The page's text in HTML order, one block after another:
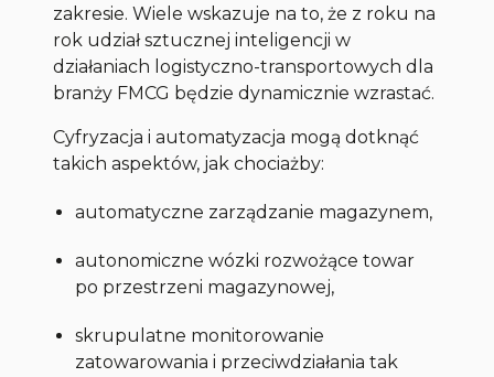
zakresie. Wiele wskazuje na to, że z roku na
rok udział sztucznej inteligencji w
działaniach logistyczno-transportowych dla
branży FMCG będzie dynamicznie wzrastać.
Cyfryzacja i automatyzacja mogą dotknąć
takich aspektów, jak chociażby:
automatyczne zarządzanie magazynem,
autonomiczne wózki rozwożące towar
po przestrzeni magazynowej,
skrupulatne monitorowanie
zatowarowania i przeciwdziałania tak